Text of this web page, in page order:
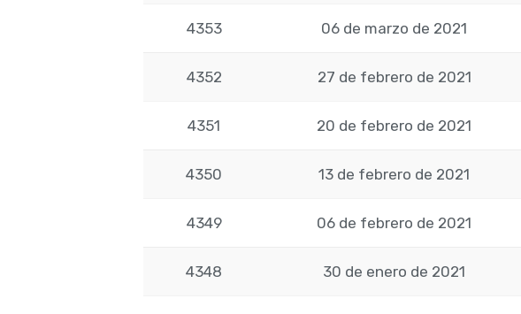
4353 06 de marzo de 2021
4352 27 de febrero de 2021
4351 20 de febrero de 2021
4350 13 de febrero de 2021
4349 06 de febrero de 2021
4348 30 de enero de 2021